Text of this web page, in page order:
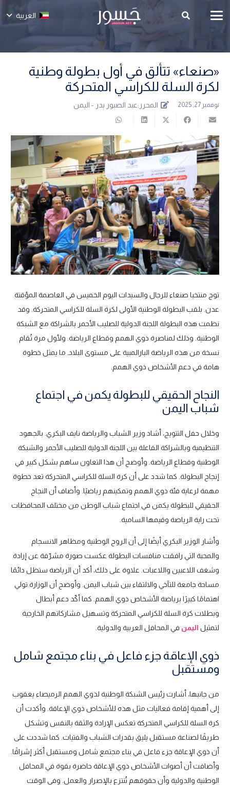
العربية
«صنعاء» تتألق في أول بطولة وطنية
لكرة السلة للكراسي المتحركة
نوفمبر 27, 2025 المحرر:عبد الصبور بدر - اليمن
توج منتخبا صنعاء للرجال والسيدات اليوم الخميس في العاصمة المؤقتة
عدن. بلقب البطولة الوطنية الأولى لكرة السلة للكراسي المتحركة. وقد
نظمت هذه البطولة اللجنة الدولية للصليب الأحمر بالشراكة مع الشبكة
الوطنية. وذلك لمناصرة ذوي الهمم وقطاع الرياضة. ولأول مرة تُقام
نسخة من هذه الرياضة البارالمبية على مستوى البلاد. ما يمثل خطوة
هامة في دعم الأشخاص ذوي الهمم.
النجاح الحقيقي للبطولة يكمن في اجتماع
شباب اليمن
وخلال حفل التتويج، أشاد وزير الشباب والرياضة نايف البكري. بالجهود
التنظيمية وبالشراكة الفاعلة بين اللجنة الدولية للصليب الأحمر والشبكة
الوطنية وقطاع الرياضة. وأوضح أن هذا التعاون ساهم بشكل كبير في
إنجاح البطولة. كما شدد على أن كرة السلة للكراسي المتحركة تعد خطوة
مهمة لرعاية فئة ذوي الهمم وتمكينهم رياضيًا. وأضاف أن النجاح
الحقيقي للبطولة يكمن في اجتماع شباب الوطن من مختلف المحافظات
تحت راية الرياضة وقيمها السامية.
وأشار الوزير البكري أيضًا إلى أن الروح الوطنية ومظاهر الانسجام
والمحبة التي رافقت منافسات البطولة عكست صورة مشرّفة عن إرادة
وشغف اللاعبين واللاعبات. علاوة على ذلك، أكد أن الرياضة ستظل دائمًا
مساحة جامعة للتآخي والالتقاء بين شباب اليمن. وأوضح أن الوزارة تولي
اهتمامًا كبيرًا برياضة الأشخاص ذوي الهمم. كما أكّد دعم أبطال
وبطلات كرة السلة للكراسي المتحركة وتسهيل مشاركاتهم الخارجية
لتمثيل اليمن في المحافل العربية والدولية.
ذوي الإعاقة جزء فاعل في بناء مجتمع شامل
ومستقبل
من جانبها، أشارت رئيس الشبكة الوطنية لذوي الهمم الرميصاء يعقوب
إلى أهمية إقامة فعاليات مثل هذه للأشخاص ذوي الإعاقة. وأكدت أن
كرة السلة للكراسي المتحركة تعكس الإرادة والثقة بالنفس وتشكل
طريقًا لصناعة مستقبل يليق بقدرات الشباب والفتيات. كما شددت على
أن ذوي الإعاقة جزء فاعل في بناء مجتمع شامل ومستقبل أكثر إشراقًا.
وأضافت أن أصوات الأشخاص ذوي الإعاقة حاضرة بقوة في المحافل
الوطنية والدولية وأن حقوقهم تُنتزع بالإصرار والعمل. وفي الوقت